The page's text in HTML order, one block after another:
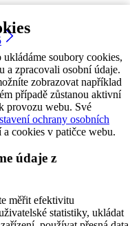
soubory cookies,
a zpracovali osobní údaje.
zobrazovat například
případě zůstanou aktivní
provozu webu. Své
ochrany osobních
cookies v patičce webu.
údaje z
měřit efektivitu
statistiky, ukládat